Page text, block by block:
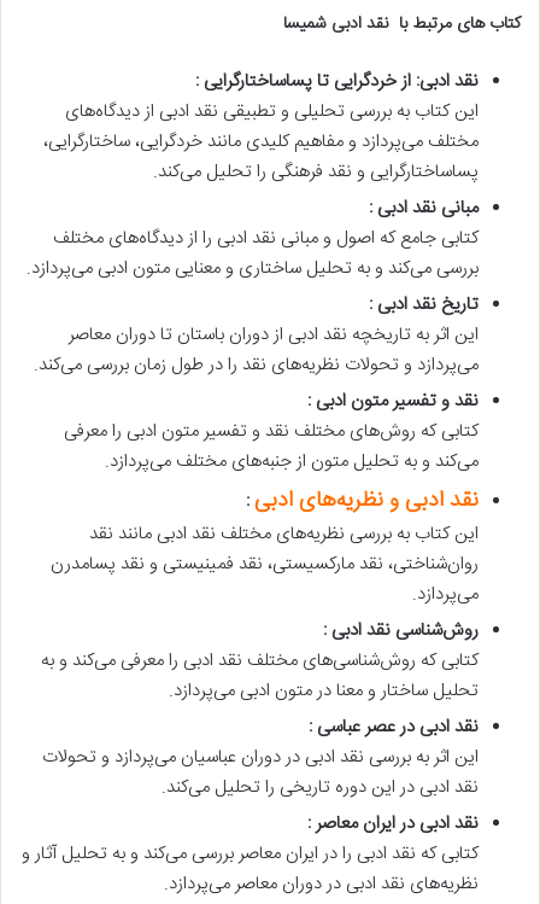
کتاب های مرتبط با نقد ادبی شمیسا
نقد ادبی: از خردگرایی تا پساساختارگرایی :
این کتاب به بررسی تحلیلی و تطبیقی نقد ادبی از دیدگاه‌های
مختلف می‌پردازد و مفاهیم کلیدی مانند خردگرایی، ساختارگرایی،
پساساختارگرایی و نقد فرهنگی را تحلیل می‌کند.
مبانی نقد ادبی :
کتابی جامع که اصول و مبانی نقد ادبی را از دیدگاه‌های مختلف
بررسی می‌کند و به تحلیل ساختاری و معنایی متون ادبی می‌پردازد.
تاریخ نقد ادبی :
این اثر به تاریخچه نقد ادبی از دوران باستان تا دوران معاصر
می‌پردازد و تحولات نظریه‌های نقد را در طول زمان بررسی می‌کند.
نقد و تفسیر متون ادبی :
کتابی که روش‌های مختلف نقد و تفسیر متون ادبی را معرفی
می‌کند و به تحلیل متون از جنبه‌های مختلف می‌پردازد.
نقد ادبی و نظریه‌های ادبی:
این کتاب به بررسی نظریه‌های مختلف نقد ادبی مانند نقد
روان‌شناختی، نقد مارکسیستی، نقد فمینیستی و نقد پسامدرن
می‌پردازد.
روش‌شناسی نقد ادبی :
کتابی که روش‌شناسی‌های مختلف نقد ادبی را معرفی می‌کند و به
تحلیل ساختار و معنا در متون ادبی می‌پردازد.
نقد ادبی در عصر عباسی :
این اثر به بررسی نقد ادبی در دوران عباسیان می‌پردازد و تحولات
نقد ادبی در این دوره تاریخی را تحلیل می‌کند.
نقد ادبی در ایران معاصر :
کتابی که نقد ادبی را در ایران معاصر بررسی می‌کند و به تحلیل آثار و
نظریه‌های نقد ادبی در دوران معاصر می‌پردازد.